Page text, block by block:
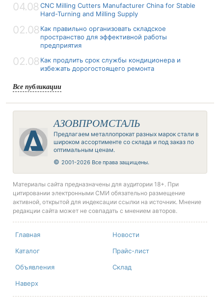
04.08 CNC Milling Cutters Manufacturer China for Stable
Hard-Turning and Milling Supply
02.08 Как правильно организовать складское
пространство для эффективной работы
предприятия
02.08 Как продлить срок службы кондиционера и
избежать дорогостоящего ремонта
Все публикации
АЗОВПРОМСТАЛЬ
Предлагаем металлопрокат разных марок стали в
широком ассортименте со склада и под заказ по
оптимальным ценам.
© 2001-2026 Все права защищены.
Материалы сайта предназначены для аудитории 18+. При
цитировании электронными СМИ обязательно размещение
активной, открытой для индексации ссылки на источник. Мнение
редакции сайта может не совпадать с мнением авторов.
Главная Новости
Каталог Прайс-лист
Объявления Склад
Наверх